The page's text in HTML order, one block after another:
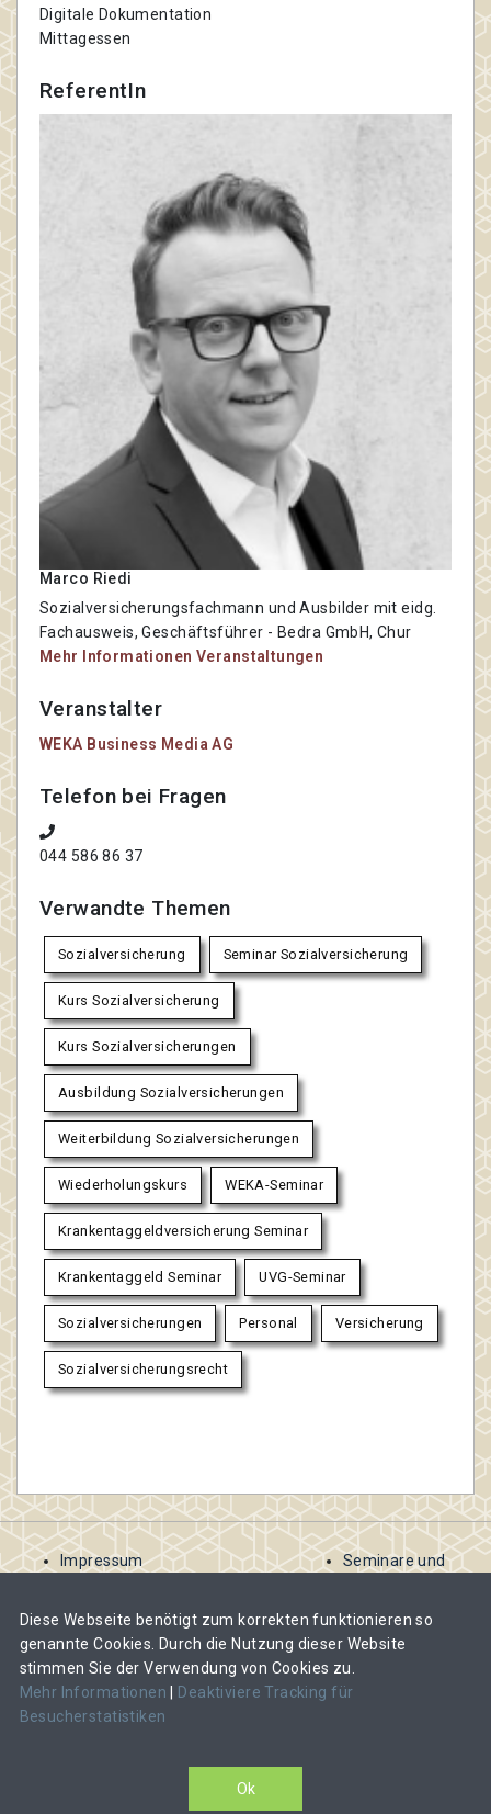
Digitale Dokumentation
Mittagessen
ReferentIn
Marco Riedi
Sozialversicherungsfachmann und Ausbilder mit eidg.
Fachausweis, Geschäftsführer - Bedra GmbH, Chur
Mehr Informationen Veranstaltungen
Veranstalter
WEKA Business Media AG
Telefon bei Fragen
044 586 86 37
Verwandte Themen
Sozialversicherung Seminar Sozialversicherung
Kurs Sozialversicherung
Kurs Sozialversicherungen
Ausbildung Sozialversicherungen
Weiterbildung Sozialversicherungen
Wiederholungskurs WEKA-Seminar
Krankentaggeldversicherung Seminar
Krankentaggeld Seminar UVG-Seminar
Sozialversicherungen Personal Versicherung
Sozialversicherungsrecht
Impressum
Datenschutzbestimmungen
Seminare und
CAS, DAS oder MAS-Lehrgang ausschreiben
Diese Webseite benötigt zum korrekten funktionieren so
genannte Cookies. Durch die Nutzung dieser Website
stimmen Sie der Verwendung von Cookies zu.
Mehr Informationen
Deaktiviere Tracking für
Besucherstatistiken
Ok